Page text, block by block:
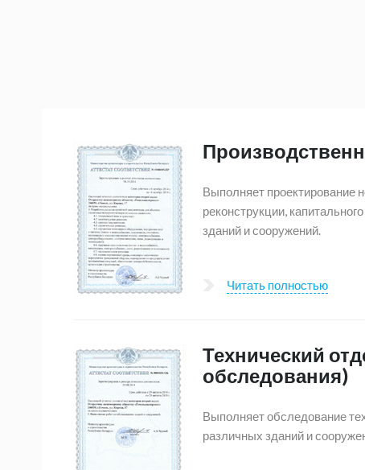
Выполняет проектирование
реконструкции,
зданий и сооружений.
Читать полностью
Технический
обследования)
Выполняет обследование
различных зданий и